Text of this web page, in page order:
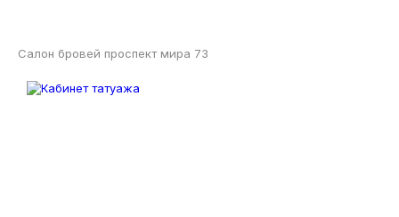
Салон бровей проспект мира 73